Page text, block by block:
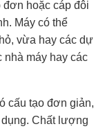
hoặc cáp đôi
Máy có thể
vừa hay các dự
nhà máy hay các
cấu tạo đơn giản,
Chất lượng